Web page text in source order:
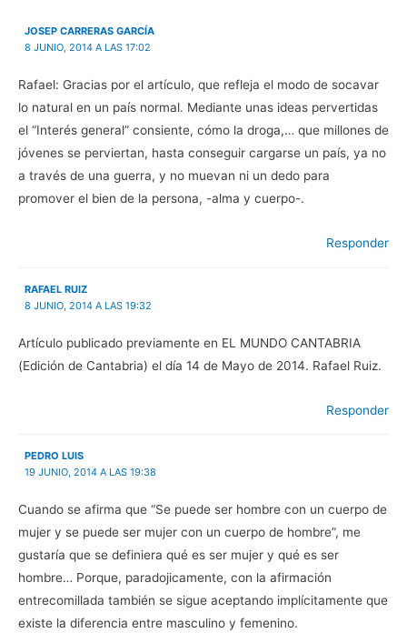
a
n
u
a
)
n
u
e
)
a
n
u
a
)
n
u
n
a
v
e
t
n
n
JOSEP CARRERAS GARCÍA
8 JUNIO, 2014 A LAS 17:02
Rafael: Gracias por el artículo, que refleja el modo de socavar
lo natural en un país normal. Mediante unas ideas pervertidas
el “Interés general” consiente, cómo la droga,… que millones de
jóvenes se perviertan, hasta conseguir cargarse un país, ya no
a través de una guerra, y no muevan ni un dedo para
promover el bien de la persona, -alma y cuerpo-.
Responder
RAFAEL RUIZ
8 JUNIO, 2014 A LAS 19:32
Artículo publicado previamente en EL MUNDO CANTABRIA
(Edición de Cantabria) el día 14 de Mayo de 2014. Rafael Ruiz.
Responder
PEDRO LUIS
19 JUNIO, 2014 A LAS 19:38
Cuando se afirma que “Se puede ser hombre con un cuerpo de
mujer y se puede ser mujer con un cuerpo de hombre”, me
gustaría que se definiera qué es ser mujer y qué es ser
hombre… Porque, paradojicamente, con la afirmación
entrecomillada también se sigue aceptando implícitamente que
existe la diferencia entre masculino y femenino.